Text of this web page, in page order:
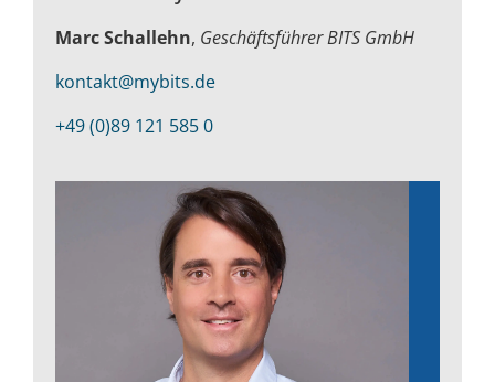
Marc Schallehn, Geschäftsführer BITS GmbH
kontakt@mybits.de
+49 (0)89 121 585 0